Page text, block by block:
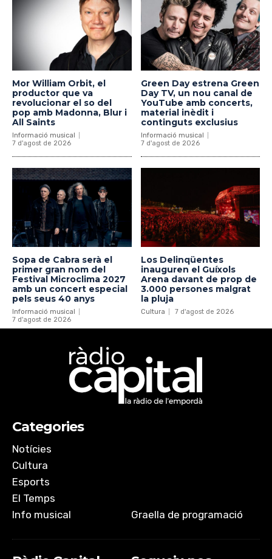
Mor William Orbit, el
productor que va
revolucionar el so del
pop amb Madonna, Blur i
All Saints
Informació musical
7 d'agost de 2026
Green Day estrena Green
Day TV, un nou canal de
YouTube amb concerts,
material inèdit i
continguts exclusius
Informació musical
7 d'agost de 2026
Sopa de Cabra serà el
primer gran nom del
Festival Microclima 2027
amb un concert especial
pels seus 40 anys
Informació musical
7 d'agost de 2026
Los Delinqüentes
inauguren el Guíxols
Arena davant de prop de
3.000 persones malgrat
la pluja
Cultura 7 d'agost de 2026
Categories
Notícies
Cultura
Esports
El Temps
Info musical
Graella de programació